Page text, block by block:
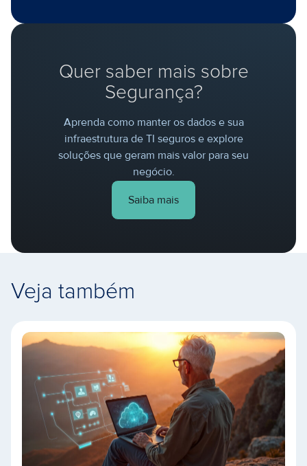
Quer saber mais sobre
Segurança?
Aprenda como manter os dados e sua
infraestrutura de TI seguros e explore
soluções que geram mais valor para seu
negócio.
Saiba mais
Veja também